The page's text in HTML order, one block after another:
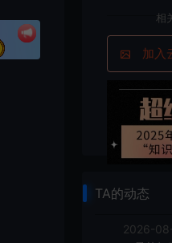
相
加入
TA的动态
2026-